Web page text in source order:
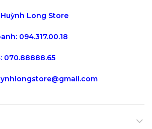
Huỳnh Long Store
094.317.00.18
070.88888.65